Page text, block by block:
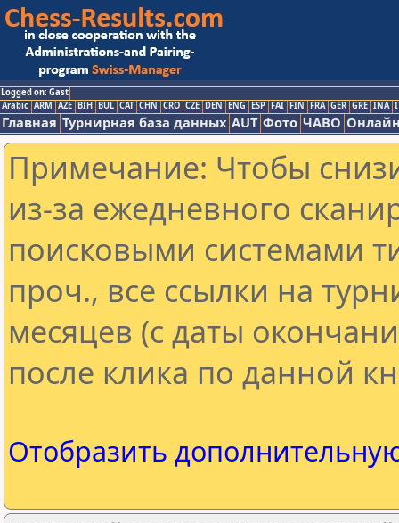
Logged on: Gast
Arabic ARM AZE BIH BUL CAT CHN CRO CZE DEN ENG ESP FAI FIN FRA GER GRE INA
Главная Турнирная база данных AUT Фото ЧАВО
Примечание: Чтобы
из-за ежедневного
поисковыми системами
проч., все ссылки на
месяцев (с даты
после клика по данной
Отобразить